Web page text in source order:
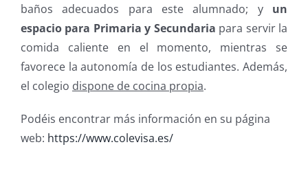
baños adecuados para este alumnado; y un
espacio para Primaria y Secundaria para servir la
comida caliente en el momento, mientras se
favorece la autonomía de los estudiantes. Además,
el colegio dispone de cocina propia.
Podéis encontrar más información en su página
web: https://www.colevisa.es/